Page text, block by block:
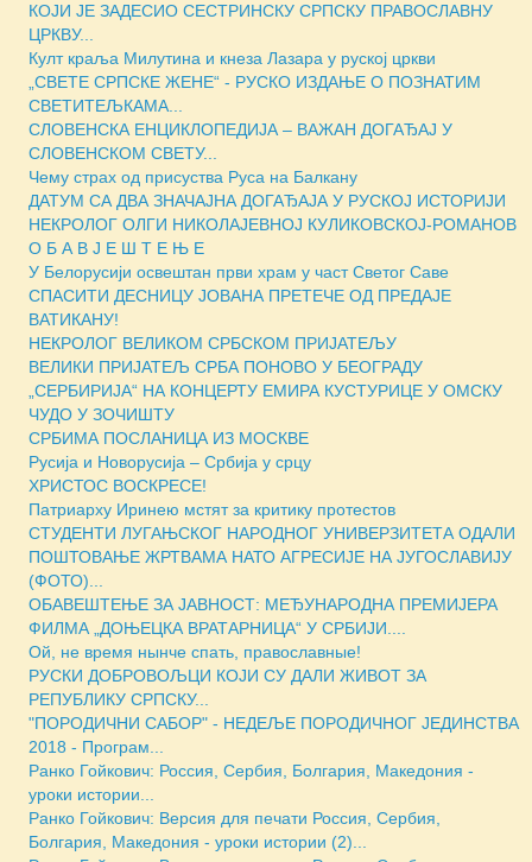
КОЈИ ЈЕ ЗАДЕСИО СЕСТРИНСКУ СРПСКУ ПРАВОСЛАВНУ
ЦРКВУ...
Култ краља Милутина и кнеза Лазара у руској цркви
„СВЕТЕ СРПСКЕ ЖЕНЕ“ - РУСКО ИЗДАЊЕ О ПОЗНАТИМ
СВЕТИТЕЉКАМА...
СЛОВЕНСКА ЕНЦИКЛОПЕДИЈА – ВАЖАН ДОГАЂАЈ У
СЛОВЕНСКОМ СВЕТУ...
Чему страх од присуства Руса на Балкану
ДАТУМ СА ДВА ЗНАЧАЈНА ДОГАЂАЈА У РУСКОЈ ИСТОРИЈИ
НЕКРОЛОГ ОЛГИ НИКОЛАЈЕВНОЈ КУЛИКОВСКОЈ-РОМАНОВ
О Б А В Ј Е Ш Т Е Њ Е
У Белорусији освештан први храм у част Светог Саве
СПАСИТИ ДЕСНИЦУ ЈОВАНА ПРЕТЕЧЕ ОД ПРЕДАЈЕ
ВАТИКАНУ!
НЕКРОЛОГ ВЕЛИКОМ СРБСКОМ ПРИЈАТЕЉУ
ВЕЛИКИ ПРИЈАТЕЉ СРБА ПОНОВО У БЕОГРАДУ
„СЕРБИРИЈА“ НА КОНЦЕРТУ ЕМИРА КУСТУРИЦЕ У ОМСКУ
ЧУДО У ЗОЧИШТУ
СРБИМА ПОСЛАНИЦА ИЗ МОСКВЕ
Русија и Новорусија – Србија у срцу
ХРИСТОС ВОСКРЕСЕ!
Патриарху Иринею мстят за критику протестов
СТУДЕНТИ ЛУГАЊСКОГ НАРОДНОГ УНИВЕРЗИТЕТА ОДАЛИ
ПОШТОВАЊЕ ЖРТВАМА НАТО АГРЕСИЈЕ НА ЈУГОСЛАВИЈУ
(ФОТО)...
ОБАВЕШТЕЊЕ ЗА ЈАВНОСТ: МЕЂУНАРОДНА ПРЕМИЈЕРА
ФИЛМА „ДОЊЕЦКА ВРАТАРНИЦА“ У СРБИЈИ....
Ой, не время нынче спать, православные!
РУСКИ ДОБРОВОЉЦИ КОЈИ СУ ДАЛИ ЖИВОТ ЗА
РЕПУБЛИКУ СРПСКУ...
"ПОРОДИЧНИ САБОР" - НЕДЕЉE ПОРОДИЧНОГ ЈЕДИНСТВА
2018 - Програм...
Ранко Гойкович: Россия, Сербия, Болгария, Македония -
уроки истории...
Ранко Гойкович: Версия для печати Россия, Сербия,
Болгария, Македония - уроки истории (2)...